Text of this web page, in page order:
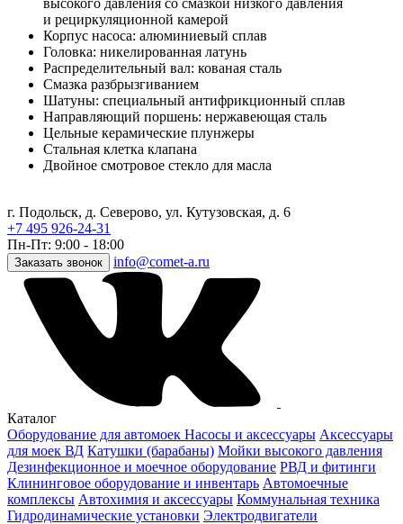
высокого давления со смазкой низкого давления
и рециркуляционной камерой
Корпус насоса: алюминиевый сплав
Головка: никелированная латунь
Распределительный вал: кованая сталь
Смазка разбрызгиванием
Шатуны: специальный антифрикционный сплав
Направляющий поршень: нержавеющая сталь
Цельные керамические плунжеры
Стальная клетка клапана
Двойное смотровое стекло для масла
г. Подольск, д. Северово, ул. Кутузовская, д. 6
+7 495 926-24-31
Пн-Пт: 9:00 - 18:00
Заказать звонок info@comet-a.ru
Каталог
Оборудование для автомоек Насосы и аксессуары Аксессуары
для моек ВД Катушки (барабаны) Мойки высокого давления
Дезинфекционное и моечное оборудование РВД и фитинги
Клининговое оборудование и инвентарь Автомоечные
комплексы Автохимия и аксессуары Коммунальная техника
Гидродинамические установки Электродвигатели